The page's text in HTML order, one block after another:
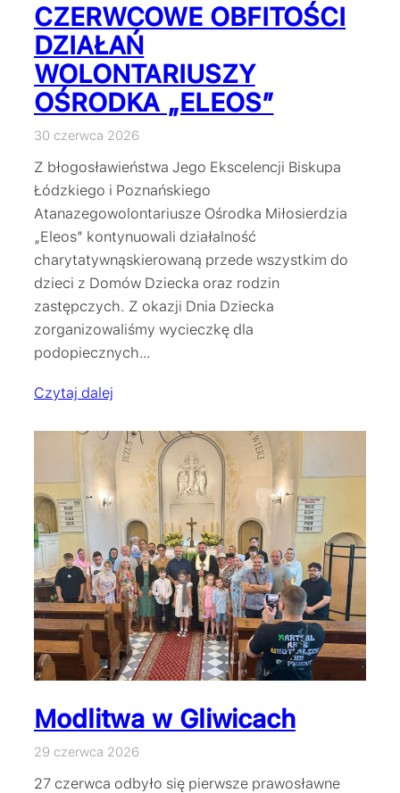
CZERWCOWE OBFITOŚCI
DZIAŁAŃ
WOLONTARIUSZY
OŚRODKA „ELEOS”
30 czerwca 2026
Z błogosławieństwa Jego Ekscelencji Biskupa
Łódzkiego i Poznańskiego
Atanazegowolontariusze Ośrodka Miłosierdzia
„Eleos” kontynuowali działalność
charytatywnąskierowaną przede wszystkim do
dzieci z Domów Dziecka oraz rodzin
zastępczych. Z okazji Dnia Dziecka
zorganizowaliśmy wycieczkę dla
podopiecznych…
Czytaj dalej
Modlitwa w Gliwicach
29 czerwca 2026
27 czerwca odbyło się pierwsze prawosławne